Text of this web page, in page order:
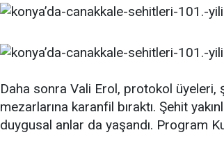
Daha sonra Vali Erol, protokol üyeleri,
mezarlarına karanfil bıraktı. Şehit
duygusal anlar da yaşandı. Program